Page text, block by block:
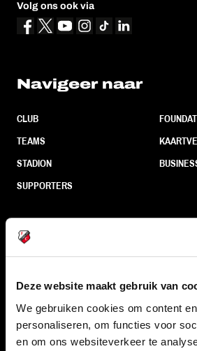
Deze website maakt gebruik van
We gebruiken cookies om content
personaliseren, om functies voor
en om ons websiteverkeer te
Volg ons ook via
Navigeer naar
CLUB
TEAMS
STADION
SUPPORTERS
Informatie
VEELGESTELDE VRAGEN
CONTACT
WERKEN BIJ